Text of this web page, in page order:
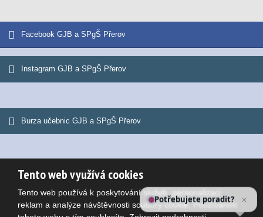
Facebook GJB a SPgŠ Přerov
Instagram GJB a SPgŠ Přerov
Burza učebnic GJB a SPgŠ Přerov
© 2026, Gymnázium Jana Blahoslava a Střední pedagogická škola
Mapa stránek |Podmínky použití
VYROBILA
Tento web využívá cookies
Tento web používá k poskytování služeb, personalizaci
reklam a analýze návštěvnosti soubory cookie. Používáním
Potřebujete poradit?